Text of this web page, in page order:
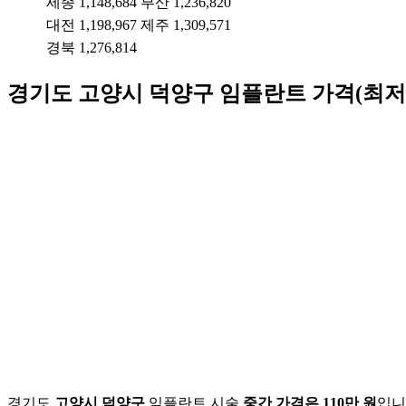
대전 1,198,967 제주 1,309,571
경북 1,276,814
경기도 고양시 덕양구 임플란트 가격(최
경기도 고양시 덕양구 임플란트 시술 중간 가격은 110만 원 입